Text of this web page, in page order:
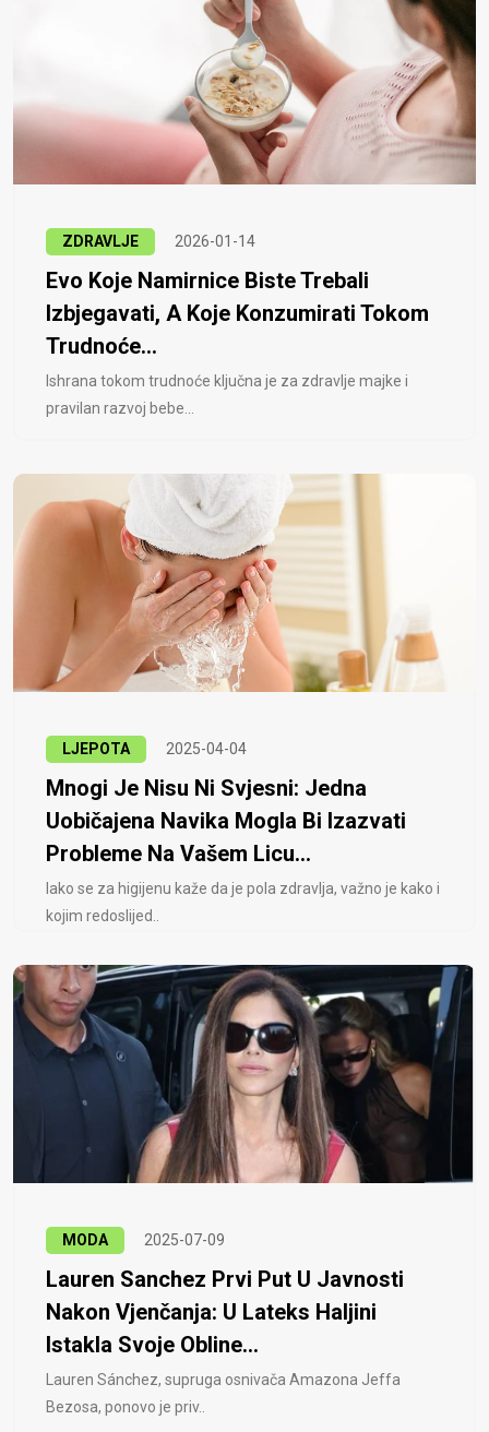
ZDRAVLJE 2026-01-14
Evo Koje Namirnice Biste Trebali
Izbjegavati, A Koje Konzumirati Tokom
Trudnoće...
Ishrana tokom trudnoće ključna je za zdravlje majke i
pravilan razvoj bebe...
LJEPOTA 2025-04-04
Mnogi Je Nisu Ni Svjesni: Jedna
Uobičajena Navika Mogla Bi Izazvati
Probleme Na Vašem Licu...
Iako se za higijenu kaže da je pola zdravlja, važno je kako i
kojim redoslijed..
MODA 2025-07-09
Lauren Sanchez Prvi Put U Javnosti
Nakon Vjenčanja: U Lateks Haljini
Istakla Svoje Obline...
Lauren Sánchez, supruga osnivača Amazona Jeffa
Bezosa, ponovo je priv..